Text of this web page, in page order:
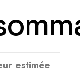
estimée